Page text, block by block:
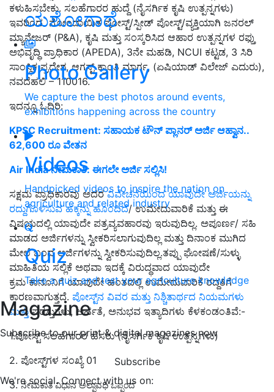
ಯಶೋಗಾಥೆ
Photo Gallery
We capture the best photos around events,
exhibitions happening across the country
Videos
Handpicked videos to inspire the nation on
agriculture and related industry
Quiz
Take a quiz and test your agriculture knowledge
Magazine
Subscribe to our print & digital magazines now
Subscribe
We're social. Connect with us on:
ಕಳುಹಿಸಬೇಕು. ಸಲಹೆಗಾರರ ​​ಹುದ್ದೆ (ನೈಸರ್ಗಿಕ ಕೃಷಿ ಉತ್ಪನ್ನಗಳು)
ಇವರಿಂದ ನೋಂದಾಯಿತ ಪೋಸ್ಟ್/ಸ್ಪೀಡ್ ಪೋಸ್ಟ್/ವ್ಯಕ್ತಿಯಾಗಿ ಜನರಲ್
ಮ್ಯಾನೇಜರ್ (P&A), ಕೃಷಿ ಮತ್ತು ಸಂಸ್ಕರಿಸಿದ ಆಹಾರ ಉತ್ಪನ್ನಗಳ ರಫ್ತು
ಅಭಿವೃದ್ಧಿ ಪ್ರಾಧಿಕಾರ (APEDA), 3ನೇ ಮಹಡಿ, NCUI ಕಟ್ಟಡ, 3 ಸಿರಿ
ಸಾಂಸ್ಥಿಕ ಪ್ರದೇಶ, ಆಗಸ್ಟ್ ಕ್ರಾಂತಿ ಮಾರ್ಗ, (ಏಷಿಯಾಡ್ ವಿಲೇಜ್ ಎದುರು),
ನವದೆಹಲಿ – 110016.
ಇದನ್ನೂ ಓದಿರಿ:
KPSC Recruitment: ಸಹಾಯಕ ಟೌನ್‌ ಪ್ಲಾನರ್‌ ಅರ್ಜಿ ಆಹ್ವಾನ..
62,600 ರೂ ವೇತನ
Air India ನೇಮಕಾತಿ: ಈಗಲೇ ಅರ್ಜಿ ಸಲ್ಲಿಸಿ!
ಸಕ್ಷಮ ಪ್ರಾಧಿಕಾರವು ಅದರವಿವೇಚನೆಯಿಂದ ಯಾವುದೇ ಅರ್ಜಿಯನ್ನು
ರದ್ದುಗೊಳಿಸುವ ಹಕ್ಕನ್ನು ಹೊಂದಿದೆ/ ಉಮೇದುವಾರಿಕೆ ಮತ್ತು ಈ
ವಿಷಯದಲ್ಲಿ ಯಾವುದೇ ಪತ್ರವ್ಯವಹಾರವು ಇರುವುದಿಲ್ಲ. ಅಪೂರ್ಣ/ ಸಹಿ
ಮಾಡದ ಅರ್ಜಿಗಳನ್ನು ಸ್ವೀಕರಿಸಲಾಗುವುದಿಲ್ಲ ಮತ್ತು ದಿನಾಂಕ ಮುಗಿದ
ಮೇಲೆ ಬಂದ ಅರ್ಜಿಗಳನ್ನು ಸ್ವೀಕರಿಸುವುದಿಲ್ಲ.ತಪ್ಪು ಘೋಷಣೆ/ಸುಳ್ಳು
ಮಾಹಿತಿಯ ಸಲ್ಲಿಕೆ ಅಥವಾ ಇದಕ್ಕೆ ವಿರುದ್ಧವಾದ ಯಾವುದೇ
ಕ್ರಮ ಕಾನೂನಿಗೆ ಯಾವುದೇ ಹಂತದಲ್ಲಿ ಉಮೇದುವಾರಿಕೆ ರದ್ದತಿಗೆ
ಕಾರಣವಾಗುತ್ತದೆ. ಪೋಸ್ಟ್‌ನ ವಿವರ ಮತ್ತು ನಿಶ್ಚಿತಾರ್ಥದ ನಿಯಮಗಳು
ಮತ್ತುಷರತ್ತುಗಳು, ಅರ್ಹತೆ, ಅನುಭವ ಇತ್ಯಾದಿಗಳು ಕೆಳಕಂಡಂತಿವೆ:-
1.ಪೋಸ್ಟ್ ಸಲಹೆಗಾರರ ​​ಹೆಸರು (ನೈಸರ್ಗಿಕ ಕೃಷಿ ಉತ್ಪನ್ನಗಳು)
2. ಪೋಸ್ಟ್‌ಗಳ ಸಂಖ್ಯೆ 01
3.ನೇಮಕಾತಿ ವಿಧಾನ ಅಲ್ಪಾವಧಿ ಒಪ್ಪಂದ